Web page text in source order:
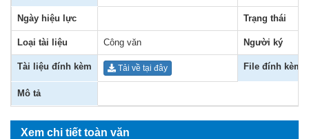
Ngày hiệu lực Trạng thái
Loại tài liệu Công văn Người ký
Tài liệu đính kèm Tải về tại đây File đính kèm
Mô tả
Xem chi tiết toàn văn